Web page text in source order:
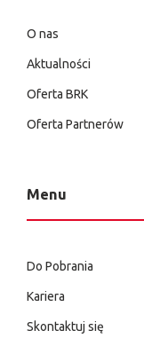
O nas
Aktualności
Oferta BRK
Oferta Partnerów
Menu
Do Pobrania
Kariera
Skontaktuj się